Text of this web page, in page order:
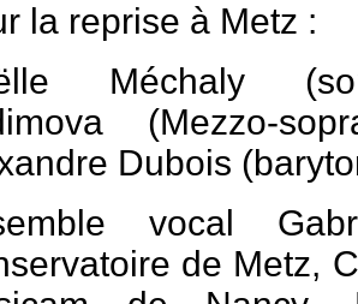
la reprise à Metz :
Méchaly
(Mezzo-
Dubois
vocal
de Metz,